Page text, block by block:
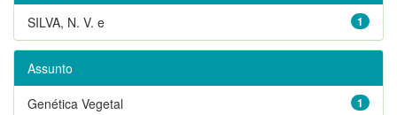
1
SILVA, N. V. e
Assunto
1
Genética Vegetal